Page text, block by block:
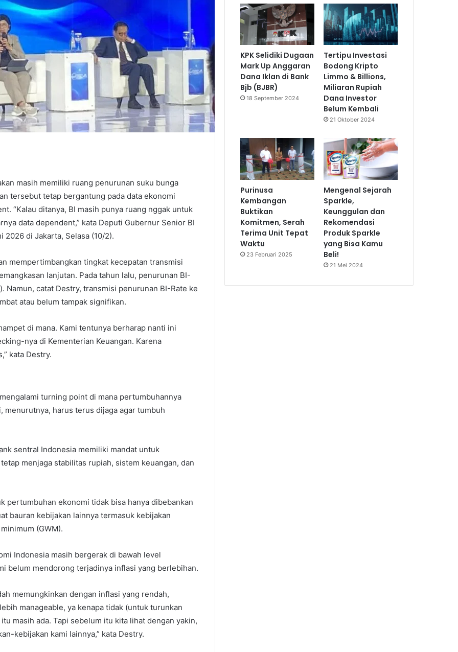
masih memiliki ruang penurunan suku bunga
tersebut tetap bergantung pada data ekonomi
“Kalau ditanya, BI masih punya ruang nggak untuk
data dependent,” kata Deputi Gubernur Senior BI
2026 di Jakarta, Selasa (10/2).
mempertimbangkan tingkat kecepatan transmisi
lanjutan. Pada tahun lalu, penurunan BI-
Namun, catat Destry, transmisi penurunan BI-Rate ke
atau belum tampak signifikan.
di mana. Kami tentunya berharap nanti ini
nya di Kementerian Keuangan. Karena
kata Destry.
turning point di mana pertumbuhannya
harus terus dijaga agar tumbuh
sentral Indonesia memiliki mandat untuk
menjaga stabilitas rupiah, sistem keuangan, dan
pertumbuhan ekonomi tidak bisa hanya dibebankan
bauran kebijakan lainnya termasuk kebijakan
(GWM).
Indonesia masih bergerak di bawah level
belum mendorong terjadinya inflasi yang berlebihan.
memungkinkan dengan inflasi yang rendah,
manageable, ya kenapa tidak (untuk turunkan
masih ada. Tapi sebelum itu kita lihat dengan yakin,
kebijakan kami lainnya,” kata Destry.
KPK Selidiki Dugaan
Mark Up Anggaran
Dana Iklan di Bank
Bjb (BJBR)
18 September 2024
Tertipu Investasi
Bodong Kripto
Limmo & Billions,
Miliaran Rupiah
Dana Investor
Belum Kembali
21 Oktober 2024
Purinusa
Kembangan
Buktikan
Komitmen, Serah
Terima Unit Tepat
Waktu
23 Februari 2025
Mengenal Sejarah
Sparkle,
Keunggulan dan
Rekomendasi
Produk Sparkle
yang Bisa Kamu
Beli!
21 Mei 2024